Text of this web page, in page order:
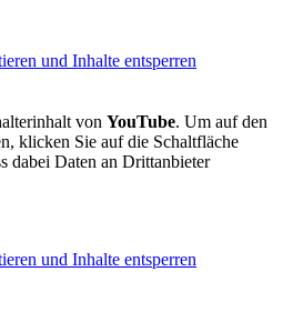
und Inhalte entsperren
von YouTube. Um auf den
klicken Sie auf die Schaltfläche
dabei Daten an Drittanbieter
und Inhalte entsperren